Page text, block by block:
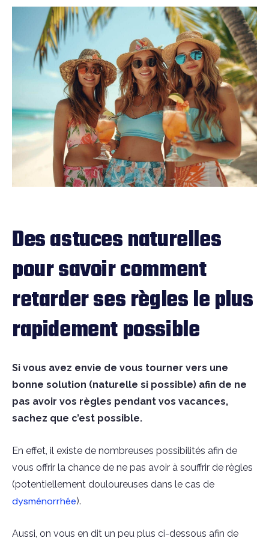
Des astuces naturelles
pour savoir comment
retarder ses règles le plus
rapidement possible
Si vous avez envie de vous tourner vers une
bonne solution (naturelle si possible) afin de ne
pas avoir vos règles pendant vos vacances,
sachez que c’est possible.
En effet, il existe de nombreuses possibilités afin de
vous offrir la chance de ne pas avoir à souffrir de règles
(potentiellement douloureuses dans le cas de
dysménorrhée).
Aussi, on vous en dit un peu plus ci-dessous afin de